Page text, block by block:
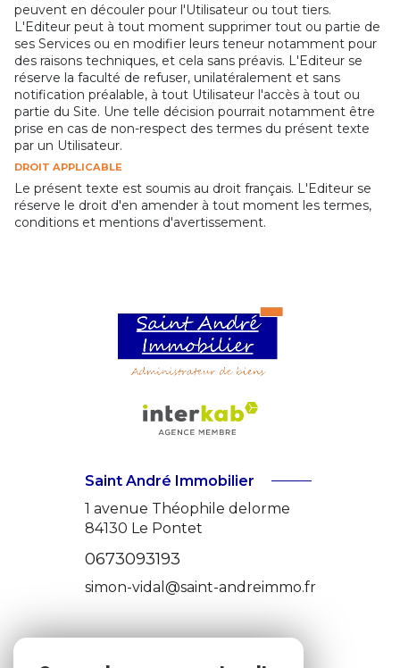
peuvent en découler pour l'Utilisateur ou tout tiers.
L'Editeur peut à tout moment supprimer tout ou partie de
ses Services ou en modifier leurs teneur notamment pour
des raisons techniques, et cela sans préavis. L'Editeur se
réserve la faculté de refuser, unilatéralement et sans
notification préalable, à tout Utilisateur l'accès à tout ou
partie du Site. Une telle décision pourrait notamment être
prise en cas de non-respect des termes du présent texte
par un Utilisateur.
DROIT APPLICABLE
Le présent texte est soumis au droit français. L'Editeur se
réserve le droit d'en amender à tout moment les termes,
conditions et mentions d'avertissement.
Saint André Immobilier
1 avenue Théophile delorme
84130 Le Pontet
0673093193
simon-vidal@saint-andreimmo.fr